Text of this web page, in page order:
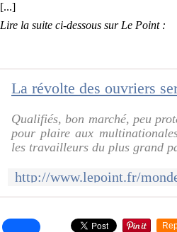
[...]
Lire la suite ci-dessous sur Le Point :
La révolte des ouvriers
Qualifiés, bon marché, peu
pour plaire aux
les travailleurs du plus grand